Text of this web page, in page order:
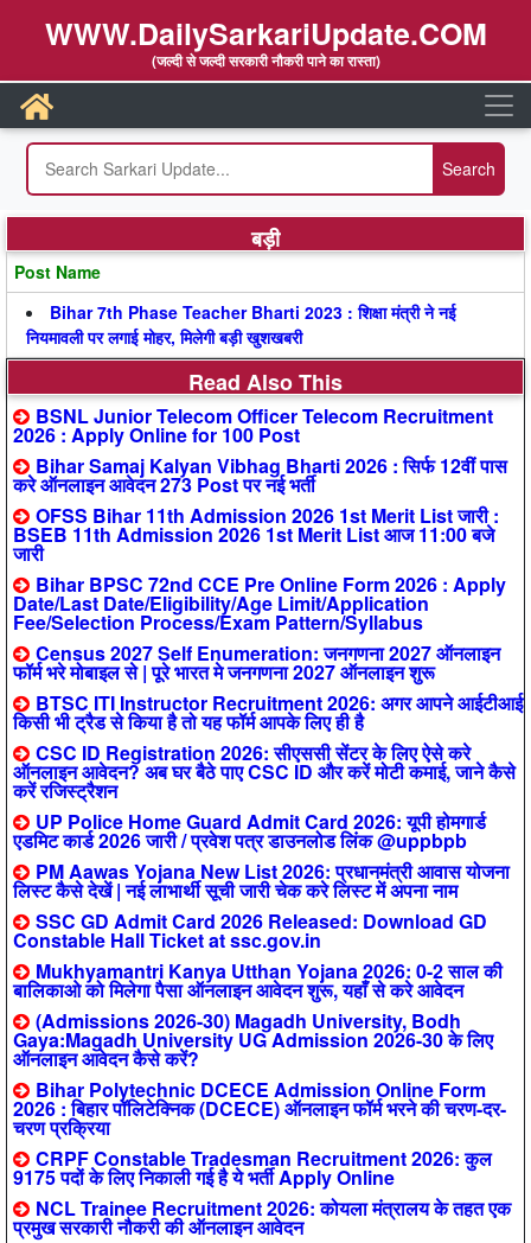
WWW.DailySarkariUpdate.COM
(जल्दी से जल्दी सरकारी नौकरी पाने का रास्ता)
बड़ी
Post Name
Bihar 7th Phase Teacher Bharti 2023 : शिक्षा मंत्री ने नई
नियमावली पर लगाई मोहर, मिलेगी बड़ी खुशखबरी
Read Also This
BSNL Junior Telecom Officer Telecom Recruitment
2026 : Apply Online for 100 Post
Bihar Samaj Kalyan Vibhag Bharti 2026 : सिर्फ 12वीं पास
करे ऑनलाइन आवेदन 273 Post पर नई भर्ती
OFSS Bihar 11th Admission 2026 1st Merit List जारी :
BSEB 11th Admission 2026 1st Merit List आज 11:00 बजे
जारी
Bihar BPSC 72nd CCE Pre Online Form 2026 : Apply
Date/Last Date/Eligibility/Age Limit/Application
Fee/Selection Process/Exam Pattern/Syllabus
Census 2027 Self Enumeration: जनगणना 2027 ऑनलाइन
फॉर्म भरे मोबाइल से | पूरे भारत मे जनगणना 2027 ऑनलाइन शुरू
BTSC ITI Instructor Recruitment 2026: अगर आपने आईटीआई
किसी भी ट्रैड से किया है तो यह फॉर्म आपके लिए ही है
CSC ID Registration 2026: सीएससी सेंटर के लिए ऐसे करे
ऑनलाइन आवेदन? अब घर बैठे पाए CSC ID और करें मोटी कमाई, जाने कैसे
करें रजिस्ट्रैशन
UP Police Home Guard Admit Card 2026: यूपी होमगार्ड
एडमिट कार्ड 2026 जारी / प्रवेश पत्र डाउनलोड लिंक @uppbpb
PM Aawas Yojana New List 2026: प्रधानमंत्री आवास योजना
लिस्ट कैसे देखें | नई लाभार्थी सूची जारी चेक करे लिस्ट में अपना नाम
SSC GD Admit Card 2026 Released: Download GD
Constable Hall Ticket at ssc.gov.in
Mukhyamantri Kanya Utthan Yojana 2026: 0-2 साल की
बालिकाओ को मिलेगा पैसा ऑनलाइन आवेदन शुरू, यहाँ से करे आवेदन
(Admissions 2026-30) Magadh University, Bodh
Gaya:Magadh University UG Admission 2026-30 के लिए
ऑनलाइन आवेदन कैसे करें?
Bihar Polytechnic DCECE Admission Online Form
2026 : बिहार पॉलिटेक्निक (DCECE) ऑनलाइन फॉर्म भरने की चरण-दर-
चरण प्रक्रिया
CRPF Constable Tradesman Recruitment 2026: कुल
9175 पदों के लिए निकाली गई है ये भर्ती Apply Online
NCL Trainee Recruitment 2026: कोयला मंत्रालय के तहत एक
प्रमुख सरकारी नौकरी की ऑनलाइन आवेदन